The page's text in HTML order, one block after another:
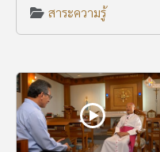
สาระความรู้